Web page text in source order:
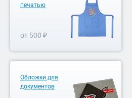
печатью
от 500 ₽
Обложки для
документов